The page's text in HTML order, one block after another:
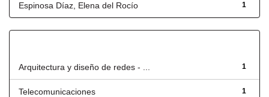
1
Espinosa Díaz, Elena del Rocío
1
Arquitectura y diseño de redes - ...
1
Telecomunicaciones